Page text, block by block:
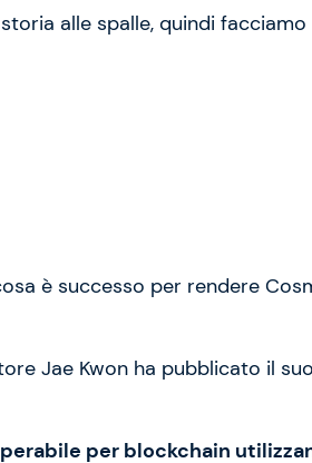
alle spalle, quindi facciamo
è successo per rendere
Jae Kwon ha pubblicato il
per blockchain